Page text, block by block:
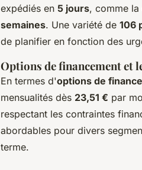
expédiés en 5 jours, comme
semaines. Une variété de 106
de planifier en fonction des
Options de financement et
En termes d'options de
mensualités dès 23,51 € par
respectant les contraintes
abordables pour divers
terme.